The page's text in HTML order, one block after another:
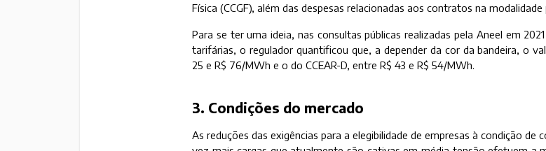
Física (CCGF), além das despesas relacionadas aos contratos na modalidade
Para se ter uma ideia, nas consultas públicas realizadas pela Aneel em
tarifárias, o regulador quantificou que, a depender da cor da bandeira, o
25 e R$ 76/MWh e o do CCEAR-D, entre R$ 43 e R$ 54/MWh.
3. Condições do mercado
As reduções das exigências para a elegibilidade de empresas à condição de